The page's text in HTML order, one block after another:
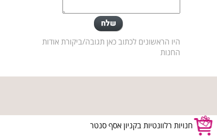
היו הראשונים לכתוב כאן תגובה/ביקורת אודות
החנות
חנויות רלוונטיות בקניון אסף סנטר